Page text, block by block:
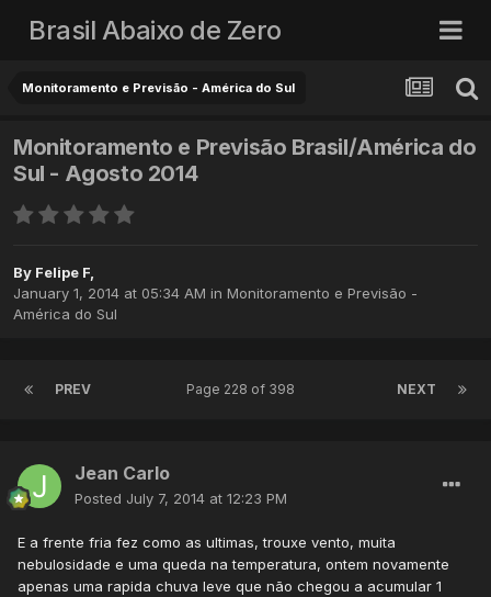
Brasil Abaixo de Zero
Monitoramento e Previsão - América do Sul
Monitoramento e Previsão Brasil/América do
Sul - Agosto 2014
By Felipe F,
January 1, 2014 at 05:34 AM in Monitoramento e Previsão -
América do Sul
PREV NEXT
Page 228 of 398
Jean Carlo
Posted July 7, 2014 at 12:23 PM
E a frente fria fez como as ultimas, trouxe vento, muita
nebulosidade e uma queda na temperatura, ontem novamente
apenas uma rapida chuva leve que não chegou a acumular 1